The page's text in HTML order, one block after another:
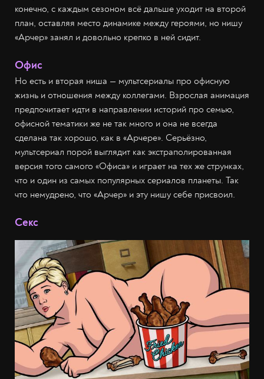
конечно, с каждым сезоном всё дальше уходит на второй
план, оставляя место динамике между героями, но нишу
«Арчер» занял и довольно крепко в ней сидит.
Офис
Но есть и вторая ниша — мультсериалы про офисную
жизнь и отношения между коллегами. Взрослая анимация
предпочитает идти в направлении историй про семью,
офисной тематики же не так много и она не всегда
сделана так хорошо, как в «Арчере». Серьёзно,
мультсериал порой выглядит как экстраполированная
версия того самого «Офиса» и играет на тех же струнках,
что и один из самых популярных сериалов планеты. Так
что немудрено, что «Арчер» и эту нишу себе присвоил.
Секс